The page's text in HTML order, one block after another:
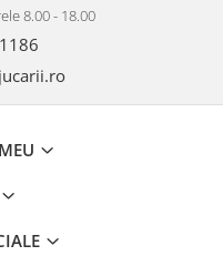
8.00 - 18.00